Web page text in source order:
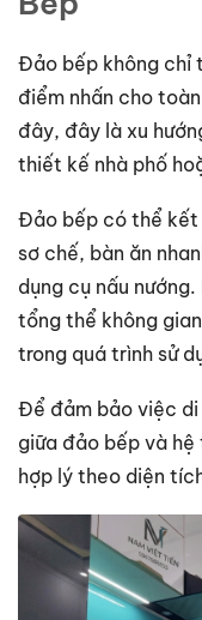
Đảo bếp không chỉ
điểm nhấn cho
đây, đây là xu
thiết kế nhà phố
Đảo bếp có thể kết
sơ chế, bàn ăn
dụng cụ nấu
tổng thể không
trong quá trình sử
Để đảm bảo việc
giữa đảo bếp và
hợp lý theo diện